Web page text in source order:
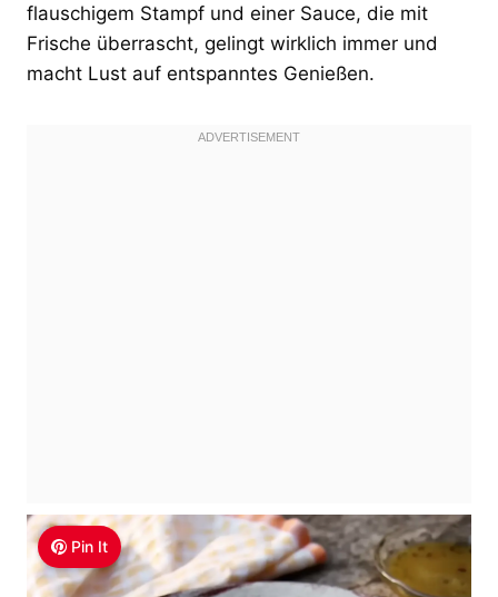
flauschigem Stampf und einer Sauce, die mit
Frische überrascht, gelingt wirklich immer und
macht Lust auf entspanntes Genießen.
Pin It